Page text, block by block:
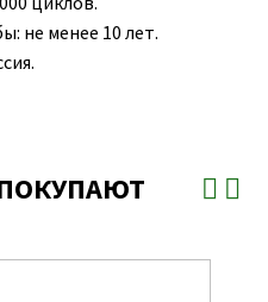
не менее 10 лет.